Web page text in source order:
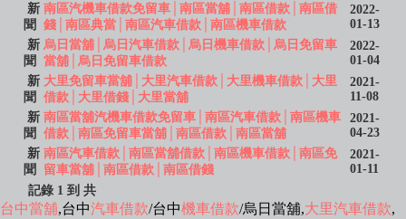
新
聞
南區汽機車借款免留車│南區當舖│南區借款│南區借
錢│南區典當│南區汽車借款│南區機車借款
2022-
01-13
新
聞
烏日當舖│烏日汽車借款│烏日機車借款│烏日免留車
當舖│烏日免留車借款
2022-
01-04
新
聞
大里免留車當舖│大里汽車借款│大里機車借款│大里
借款│大里借錢│大里當舖
2021-
11-08
新
聞
南區當舖汽機車借款免留車│南區汽車借款│南區機車
借款│南區免留車當舖│南區借款│南區當舖
2021-
04-23
新
聞
南區汽車借款│南區當舖借款│南區機車借款│南區免
留車當舖│南區借款│南區借錢
2021-
01-11
記錄 1 到 共
台中當舖,台中汽車借款/台中機車借款/烏日當舖,大里汽車借款,